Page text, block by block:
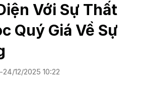
Với Sự Thất
Quý Giá Về Sự
-24/12/2025 10:22